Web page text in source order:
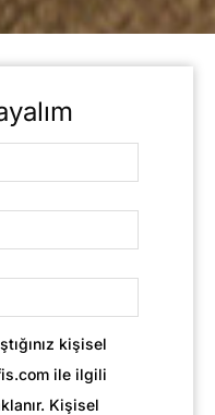
kişisel
ile ilgili
Kişisel